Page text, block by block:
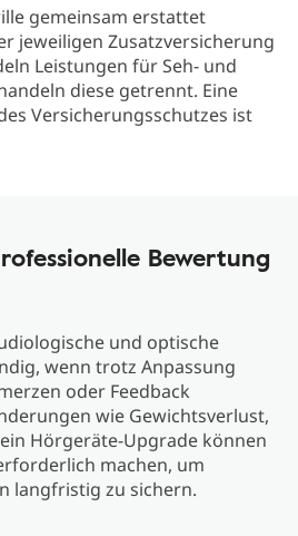
gemeinsam erstattet
jeweiligen Zusatzversicherung
Leistungen für Seh‑ und
diese getrennt. Eine
Versicherungsschutzes ist
Bewertung
und optische
wenn trotz Anpassung
oder Feedback
wie Gewichtsverlust,
Hörgeräte‑Upgrade können
machen, um
langfristig zu sichern.